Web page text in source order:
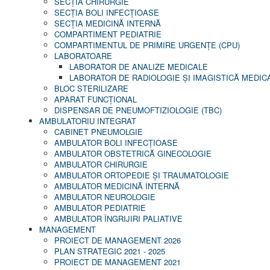
SECŢIA BOLI INFECŢIOASE
SECŢIA MEDICINĂ INTERNĂ
COMPARTIMENT PEDIATRIE
COMPARTIMENTUL DE PRIMIRE URGENȚE (CPU)
LABORATOARE
LABORATOR DE ANALIZE MEDICALE
LABORATOR DE RADIOLOGIE ŞI IMAGISTICĂ
BLOC STERILIZARE
APARAT FUNCŢIONAL
DISPENSAR DE PNEUMOFTIZIOLOGIE (TBC)
AMBULATORIU INTEGRAT
CABINET PNEUMOLGIE
AMBULATOR BOLI INFECŢIOASE
AMBULATOR OBSTETRICĂ GINECOLOGIE
AMBULATOR CHIRURGIE
AMBULATOR ORTOPEDIE ȘI TRAUMATOLOGIE
AMBULATOR MEDICINĂ INTERNĂ
AMBULATOR NEUROLOGIE
AMBULATOR PEDIATRIE
AMBULATOR ÎNGRIJIRI PALIATIVE
MANAGEMENT
PROIECT DE MANAGEMENT 2026
PLAN STRATEGIC 2021 - 2025
PROIECT DE MANAGEMENT 2021